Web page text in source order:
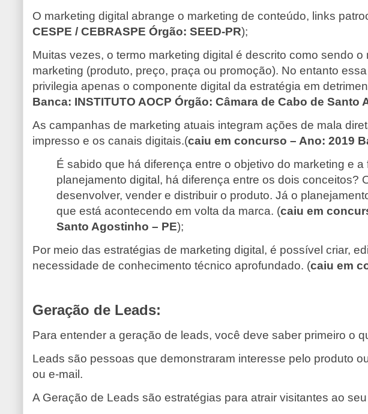
O marketing digital abrange o marketing de conteúdo, links
CESPE / CEBRASPE Órgão: SEED-PR);
Muitas vezes, o termo marketing digital é descrito como sendo
marketing (produto, preço, praça ou promoção). No entanto
privilegia apenas o componente digital da estratégia em
Banca: INSTITUTO AOCP Órgão: Câmara de Cabo de Santo
As campanhas de marketing atuais integram ações de mala
impresso e os canais digitais.(caiu em concurso – Ano: 2019
É sabido que há diferença entre o objetivo do marketing e
planejamento digital, há diferença entre os dois conceitos?
desenvolver, vender e distribuir o produto. Já o
que está acontecendo em volta da marca. (caiu em
Santo Agostinho – PE);
Por meio das estratégias de marketing digital, é possível criar,
necessidade de conhecimento técnico aprofundado. (caiu em
Geração de Leads:
Para entender a geração de leads, você deve saber primeiro o
Leads são pessoas que demonstraram interesse pelo produto
ou e-mail.
A Geração de Leads são estratégias para atrair visitantes ao